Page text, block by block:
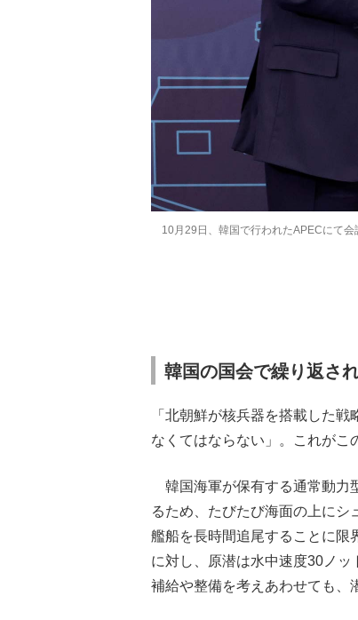
10月29日、韓国で行われたAPECにて
韓国の国会で繰り返さ
「北朝鮮が核兵器を搭載した
なくてはならない」。これがこ
韓国海軍が保有する通常動力
るため、たびたび海面の上に
艦船を長時間追尾することに限
に対し、原潜は水中速度30ノッ
補給や整備を考えあわせても、